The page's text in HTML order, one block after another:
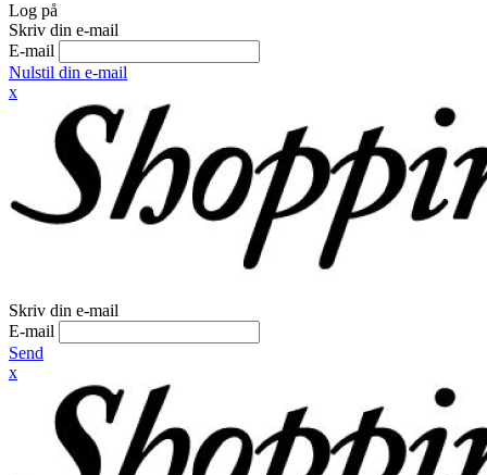
Log på
Skriv din e-mail
E-mail
Nulstil din e-mail
x
Skriv din e-mail
E-mail
Send
x